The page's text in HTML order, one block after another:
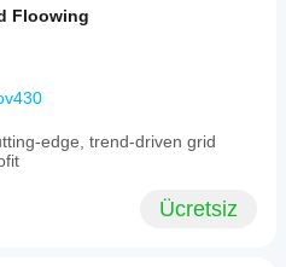
Floowing
edge, trend-driven grid
Ücretsiz